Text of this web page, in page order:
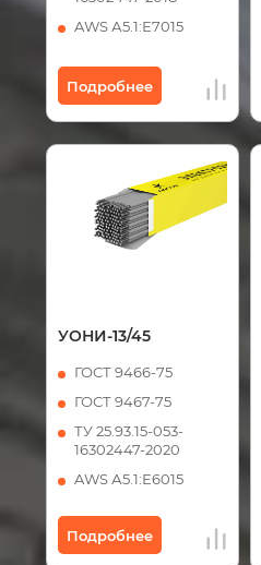
AWS А5.1:Е7015
Подробнее
УОНИ-13/45
ГОСТ 9466-75
ГОСТ 9467-75
ТУ 25.93.15-053-
16302447-2020
AWS А5.1:Е6015
Подробнее